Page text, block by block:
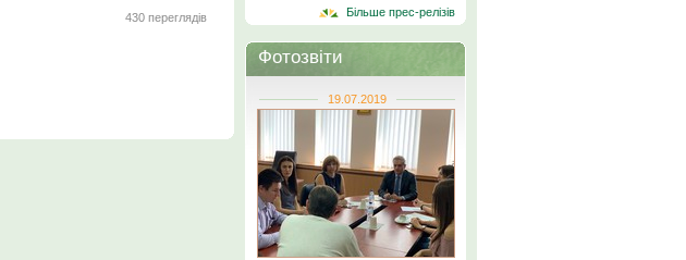
430 переглядів Більше прес-релізів
Фотозвіти
19.07.2019